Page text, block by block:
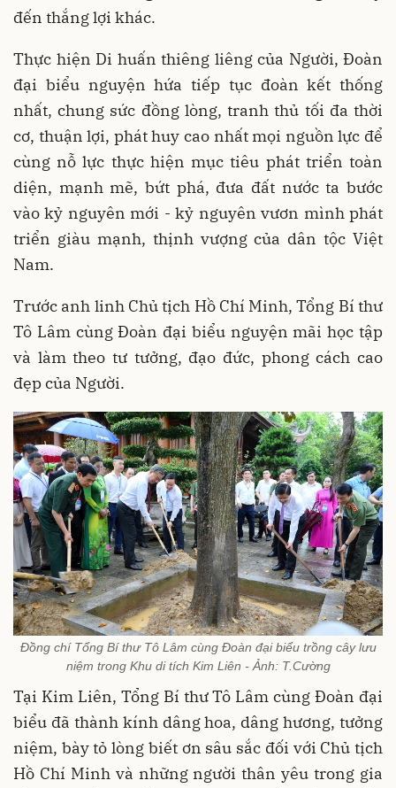
đến thắng lợi khác.
Thực hiện Di huấn thiêng liêng của Người, Đoàn
đại biểu nguyện hứa tiếp tục đoàn kết thống
nhất, chung sức đồng lòng, tranh thủ tối đa thời
cơ, thuận lợi, phát huy cao nhất mọi nguồn lực để
cùng nỗ lực thực hiện mục tiêu phát triển toàn
diện, mạnh mẽ, bứt phá, đưa đất nước ta bước
vào kỷ nguyên mới - kỷ nguyên vươn mình phát
triển giàu mạnh, thịnh vượng của dân tộc Việt
Nam.
Trước anh linh Chủ tịch Hồ Chí Minh, Tổng Bí thư
Tô Lâm cùng Đoàn đại biểu nguyện mãi học tập
và làm theo tư tưởng, đạo đức, phong cách cao
đẹp của Người.
Đồng chí Tổng Bí thư Tô Lâm cùng Đoàn đại biểu trồng cây lưu
niệm trong Khu di tích Kim Liên - Ảnh: T.Cường
Tại Kim Liên, Tổng Bí thư Tô Lâm cùng Đoàn đại
biểu đã thành kính dâng hoa, dâng hương, tưởng
niệm, bày tỏ lòng biết ơn sâu sắc đối với Chủ tịch
Hồ Chí Minh và những người thân yêu trong gia